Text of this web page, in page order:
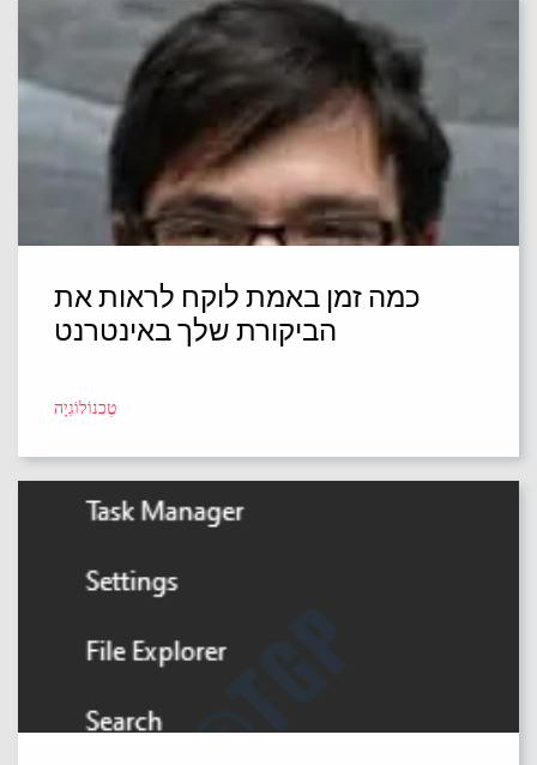
כמה זמן באמת לוקח לראות את
הביקורת שלך באינטרנט
טֶכנוֹלוֹגִיָה